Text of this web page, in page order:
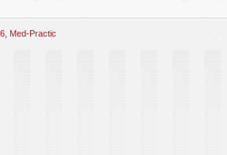
Med-Practic